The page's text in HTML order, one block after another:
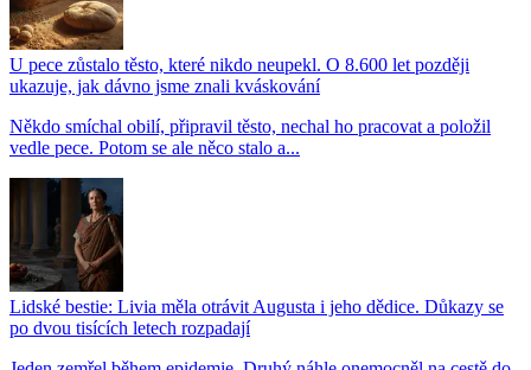
U pece zůstalo těsto, které nikdo neupekl. O 8.600 let později
ukazuje, jak dávno jsme znali kváskování
Někdo smíchal obilí, připravil těsto, nechal ho pracovat a položil
vedle pece. Potom se ale něco stalo a...
Lidské bestie: Livia měla otrávit Augusta i jeho dědice. Důkazy se
po dvou tisících letech rozpadají